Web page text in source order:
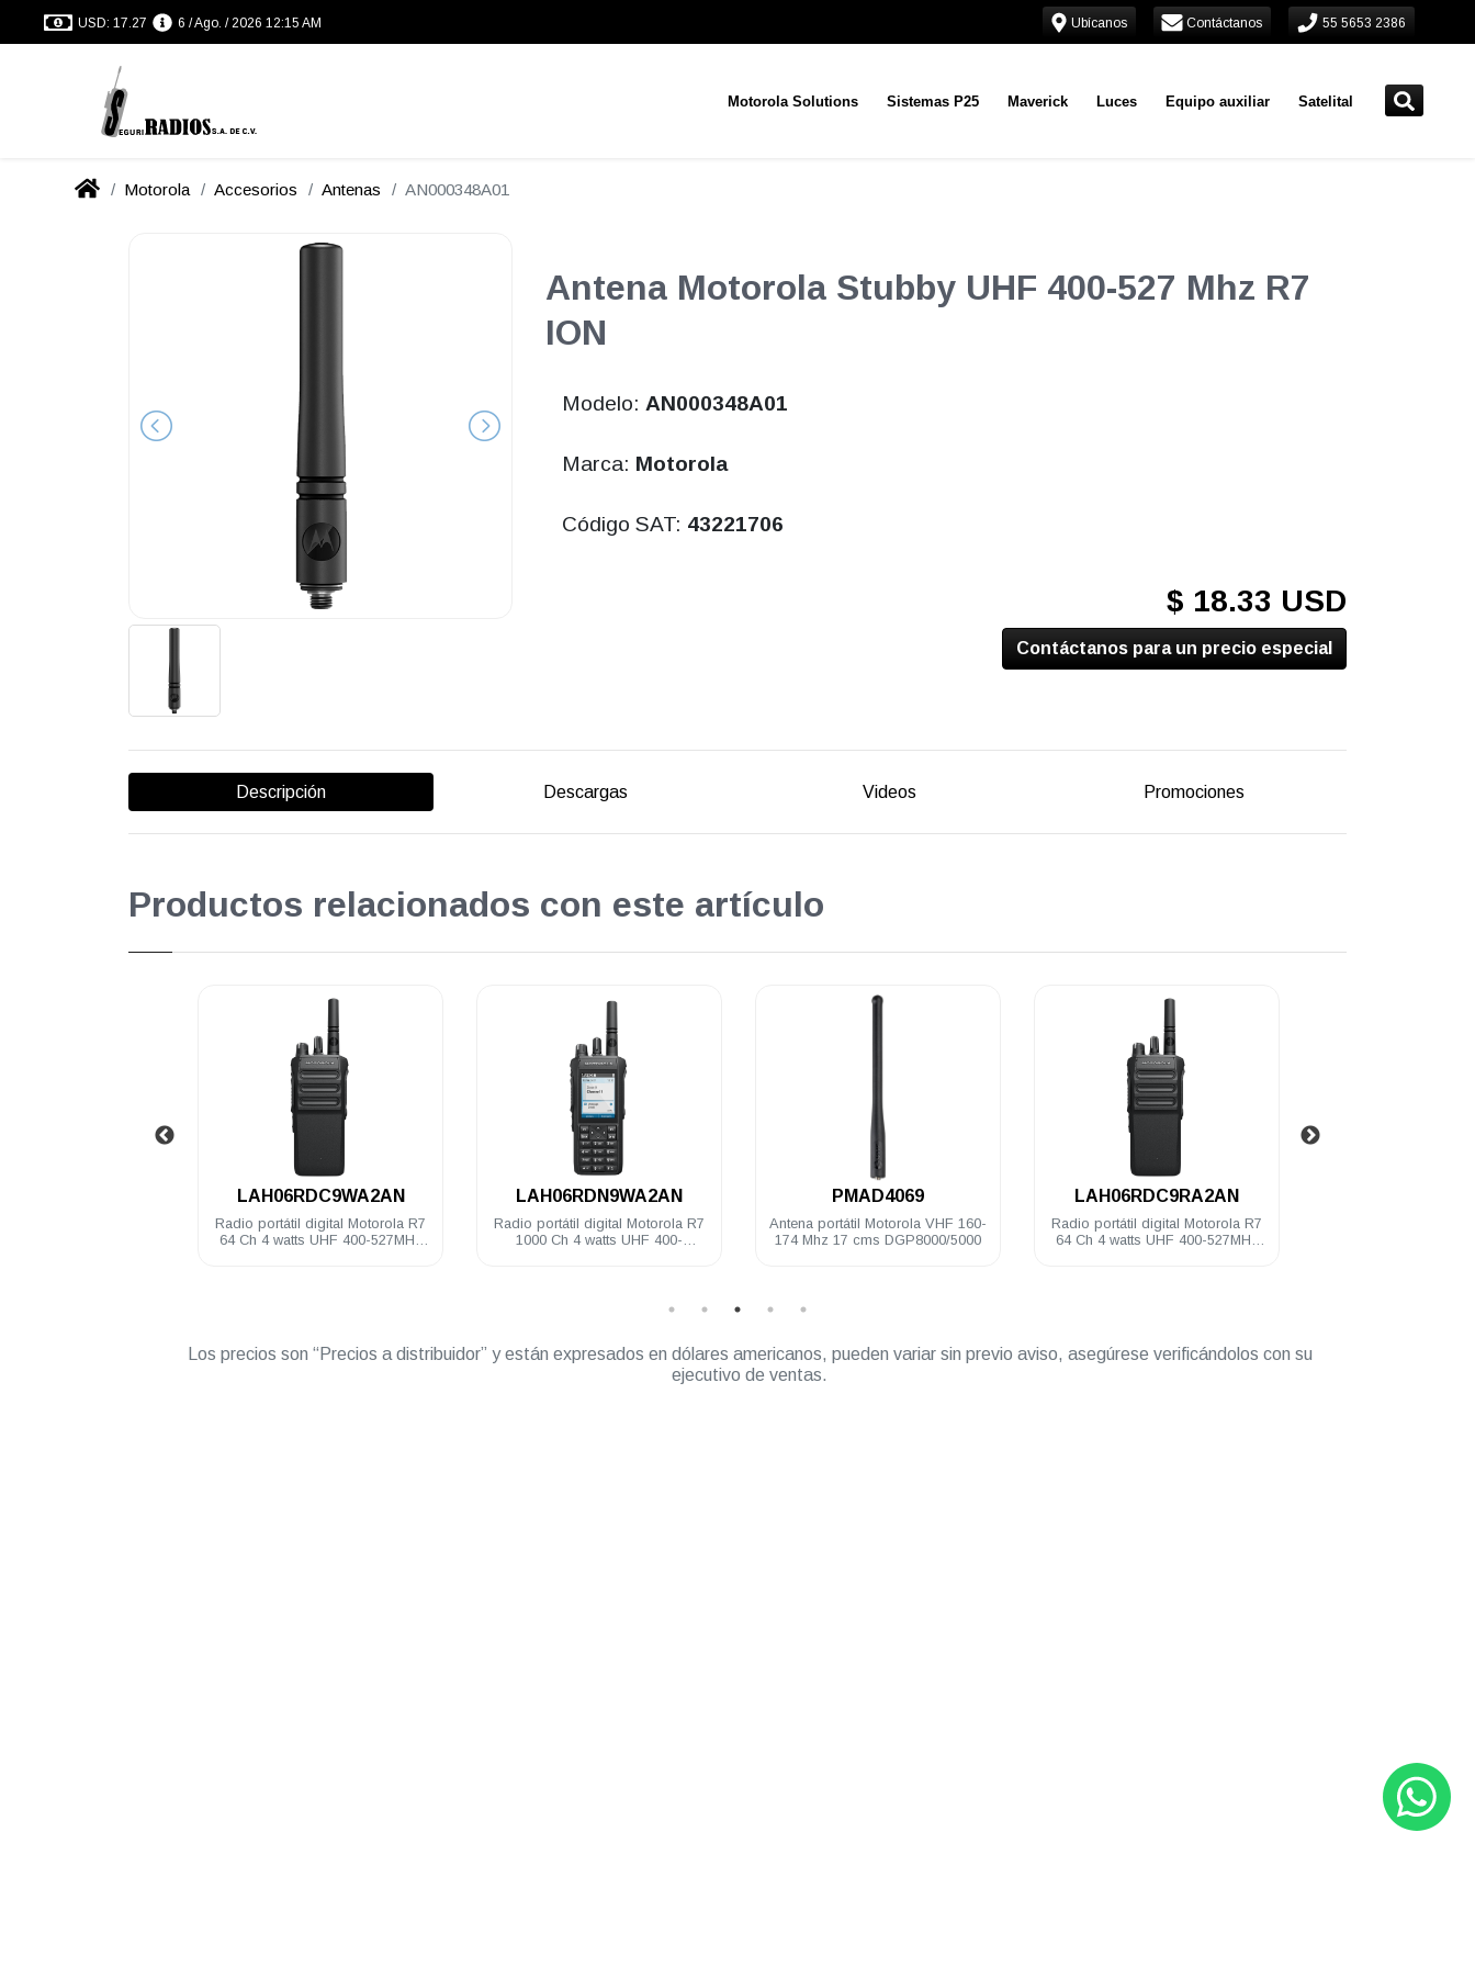
USD: 17.27 6 / Ago. / 2026 12:15 AM Ubícanos Contáctanos 55 5653 2386
Motorola Solutions Sistemas P25 Maverick Luces Equipo auxiliar Satelital
Motorola Accesorios Antenas AN000348A01
Antena Motorola Stubby UHF 400-527 Mhz R7
ION
Modelo: AN000348A01
Marca: Motorola
Código SAT: 43221706
$ 18.33 USD
Contáctanos para un precio especial
Descripción Descargas Videos Promociones
Productos relacionados con este artículo
.
LAH06RDC9WA2AN
Radio portátil digital Motorola R7
64 Ch 4 watts UHF 400-527MHz
.
LAH06RDN9WA2AN
Radio portátil digital Motorola R7
1000 Ch 4 watts UHF 400-
.
PMAD4069
Antena portátil Motorola VHF 160-
174 Mhz 17 cms DGP8000/5000
.
LAH06RDC9RA2AN
Radio portátil digital Motorola R7
64 Ch 4 watts UHF 400-527MHz
Los precios son “Precios a distribuidor” y están expresados en dólares americanos, pueden variar sin previo aviso, asegúrese verificándolos con su
ejecutivo de ventas.